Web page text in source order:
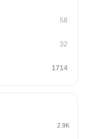
58
32
1714
2.9K